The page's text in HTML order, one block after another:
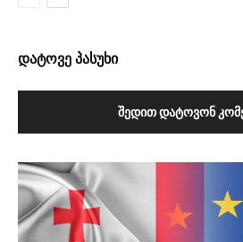
დატოვე პასუხი
ᲨᲔᲓᲘᲗ ᲓᲐᲢᲝᲕᲝᲜ